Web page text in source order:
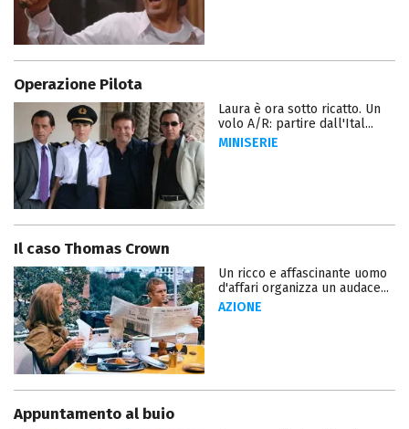
Operazione Pilota
Laura è ora sotto ricatto. Un
volo A/R: partire dall'Ital...
MINISERIE
Il caso Thomas Crown
Un ricco e affascinante uomo
d'affari organizza un audace...
AZIONE
Appuntamento al buio